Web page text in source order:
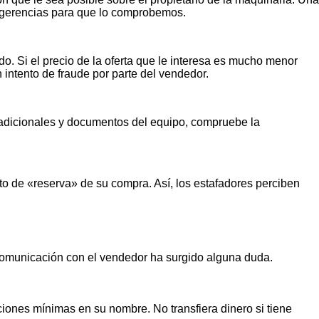
para que lo comprobemos.
Si el precio de la oferta que le interesa es mucho menor
de fraude por parte del vendedor.
y documentos del equipo, compruebe la
de «reserva» de su compra. Así, los estafadores perciben
con el vendedor ha surgido alguna duda.
mínimas en su nombre. No transfiera dinero si tiene